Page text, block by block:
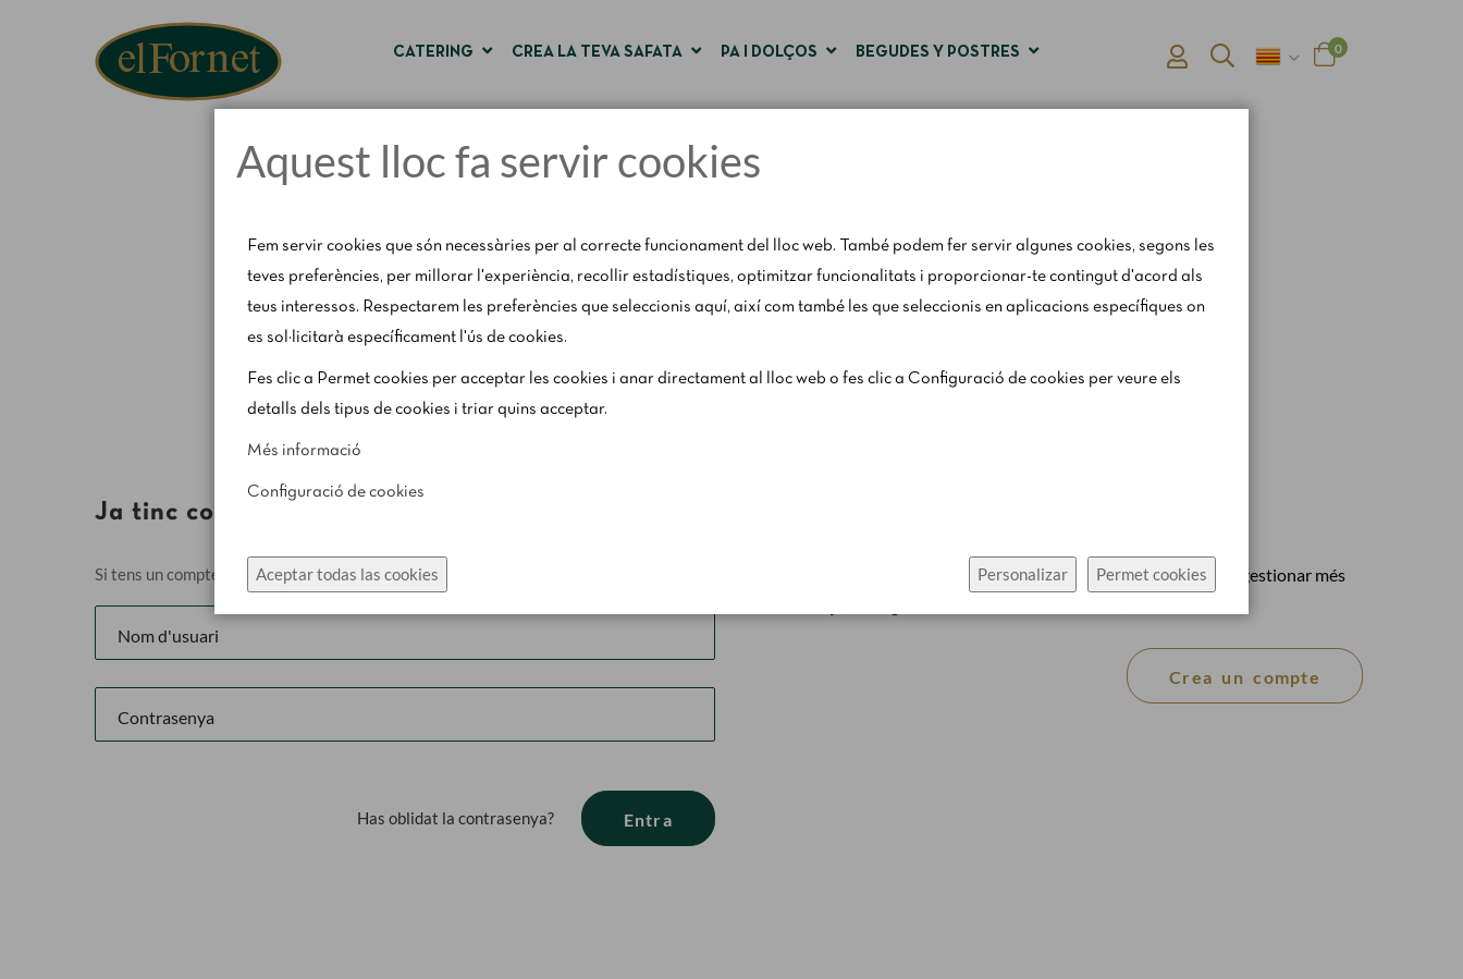
CATERING CREA LA TEVA SAFATA PA I DOLÇOS BEGUDES Y POSTRES 0
Pàgina d'inici Connexió i registre d'usuari
els caps de setmana segons disponibilitat.
Per a qualsevol consulta, escriu-nos a
Al crear un compte tens molts beneficis: comprar més ràpidament, gestionar més
Crea un compte
Ja tinc compte
Si tens un compte, entra amb la teva adreça electrònica.
Entra
Has oblidat la contrasenya?
Aquest lloc fa servir cookies
Fem servir cookies que són necessàries per al correcte funcionament del lloc web. També podem fer servir algunes cookies, segons les
teves preferències, per millorar l'experiència, recollir estadístiques, optimitzar funcionalitats i proporcionar-te contingut d'acord als
teus interessos. Respectarem les preferències que seleccionis aquí, així com també les que seleccionis en aplicacions específiques on
es sol·licitarà específicament l'ús de cookies.
Fes clic a Permet cookies per acceptar les cookies i anar directament al lloc web o fes clic a Configuració de cookies per veure els
detalls dels tipus de cookies i triar quins acceptar.
Més informació
Configuració de cookies
Aceptar todas las cookies Permet cookies
Personalizar